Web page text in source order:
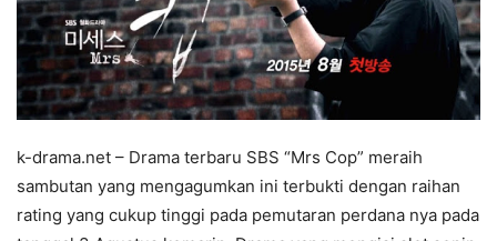
k-drama.net – Drama terbaru SBS “Mrs Cop” meraih
sambutan yang mengagumkan ini terbukti dengan raihan
rating yang cukup tinggi pada pemutaran perdana nya pada